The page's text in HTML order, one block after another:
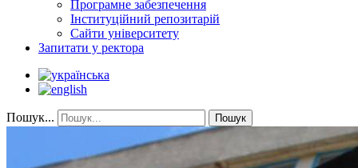
Програмне забезпечення
Інституційний репозитарій
Сайти університету
Запитати у ректора
Пошук... Пошук